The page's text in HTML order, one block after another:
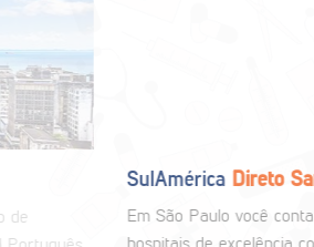
Direto Sampa
Em São Paulo você conta com duas